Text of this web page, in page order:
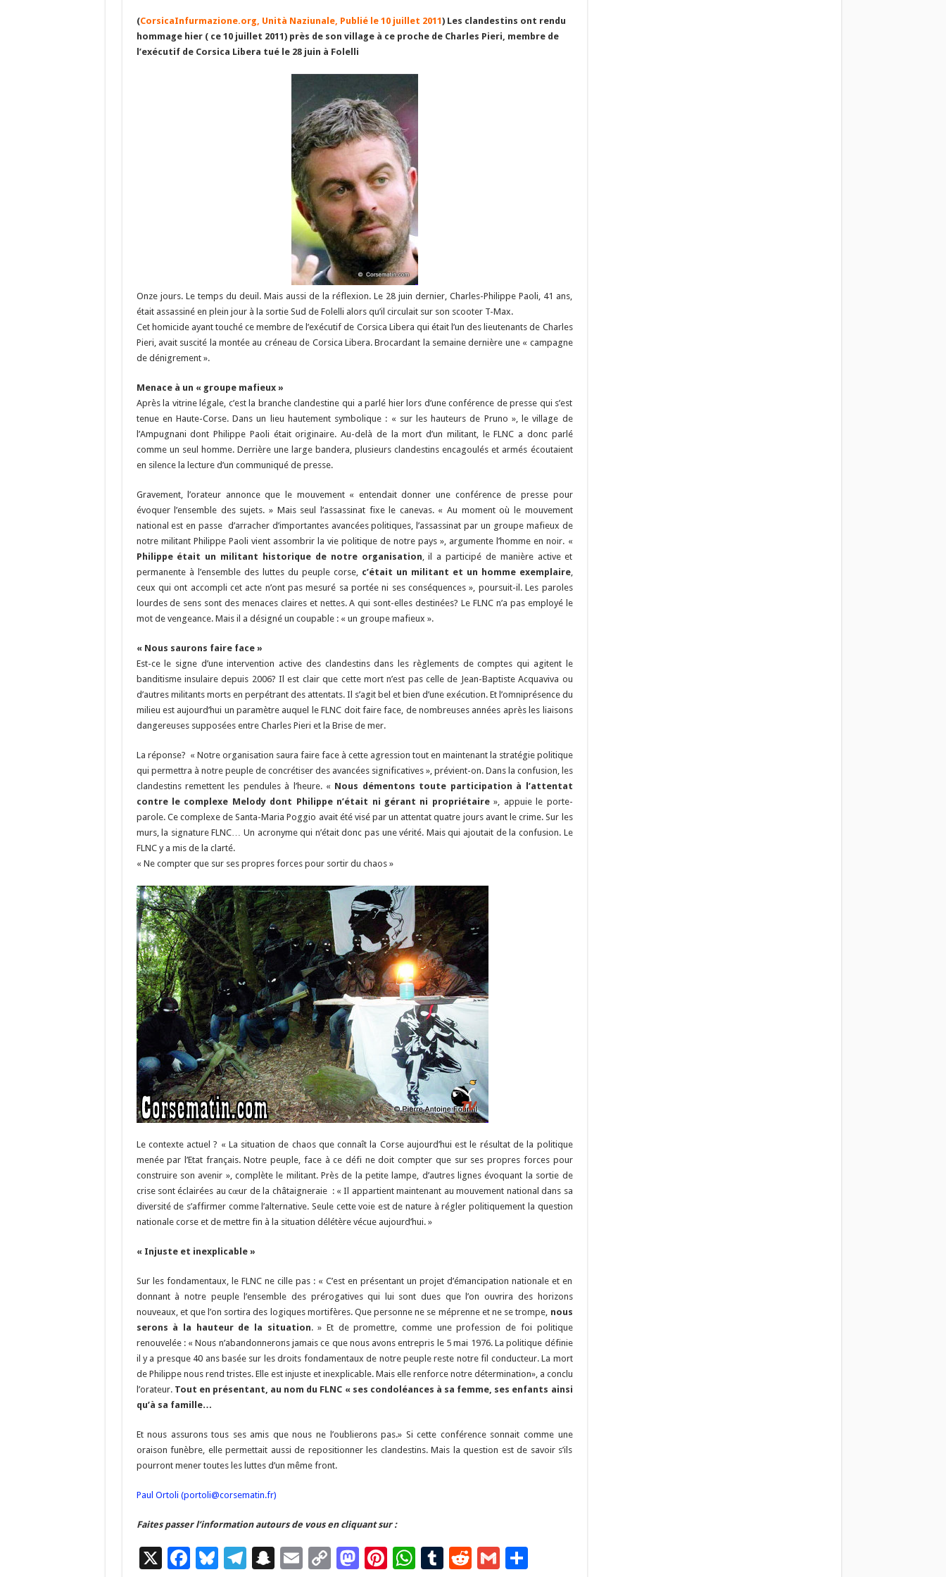
e
b
u
es
ky
e
gr
n
a
p
at
m
ai
l
p
y
Li
n
k
as
to
o
n
nt
er
t
at
p
p
m
e
d
m
ai ta
(CorsicaInfurmazione.org, Unità Naziunale, Publié le 10 juillet 2011) Les clandestins ont rendu
hommage hier ( ce 10 juillet 2011) près de son village à ce proche de Charles Pieri, membre de
l’exécutif de Corsica Libera tué le 28 juin à Folelli
Onze jours. Le temps du deuil. Mais aussi de la réflexion. Le 28 juin dernier, Charles-Philippe Paoli, 41 ans,
était assassiné en plein jour à la sortie Sud de Folelli alors qu’il circulait sur son scooter T-Max.
Cet homicide ayant touché ce membre de l’exécutif de Corsica Libera qui était l’un des lieutenants de Charles
Pieri, avait suscité la montée au créneau de Corsica Libera. Brocardant la semaine dernière une « campagne
de dénigrement ».
Menace à un « groupe mafieux »
Après la vitrine légale, c’est la branche clandestine qui a parlé hier lors d’une conférence de presse qui s’est
tenue en Haute-Corse. Dans un lieu hautement symbolique : « sur les hauteurs de Pruno », le village de
l’Ampugnani dont Philippe Paoli était originaire. Au-delà de la mort d’un militant, le FLNC a donc parlé
comme un seul homme. Derrière une large bandera, plusieurs clandestins encagoulés et armés écoutaient
en silence la lecture d’un communiqué de presse.
Gravement, l’orateur annonce que le mouvement « entendait donner une conférence de presse pour
évoquer l’ensemble des sujets. » Mais seul l’assassinat fixe le canevas. « Au moment où le mouvement
national est en passe d’arracher d’importantes avancées politiques, l’assassinat par un groupe mafieux de
notre militant Philippe Paoli vient assombrir la vie politique de notre pays », argumente l’homme en noir. «
Philippe était un militant historique de notre organisation , il a participé de manière active et
permanente à l’ensemble des luttes du peuple corse, c’était un militant et un homme exemplaire,
ceux qui ont accompli cet acte n’ont pas mesuré sa portée ni ses conséquences », poursuit-il. Les paroles
lourdes de sens sont des menaces claires et nettes. A qui sont-elles destinées? Le FLNC n’a pas employé le
mot de vengeance. Mais il a désigné un coupable : « un groupe mafieux ».
« Nous saurons faire face »
Est-ce le signe d’une intervention active des clandestins dans les règlements de comptes qui agitent le
banditisme insulaire depuis 2006? Il est clair que cette mort n’est pas celle de Jean-Baptiste Acquaviva ou
d’autres militants morts en perpétrant des attentats. Il s’agit bel et bien d’une exécution. Et l’omniprésence du
milieu est aujourd’hui un paramètre auquel le FLNC doit faire face, de nombreuses années après les liaisons
dangereuses supposées entre Charles Pieri et la Brise de mer.
La réponse? « Notre organisation saura faire face à cette agression tout en maintenant la stratégie politique
qui permettra à notre peuple de concrétiser des avancées significatives », prévient-on. Dans la confusion, les
clandestins remettent les pendules à l’heure. « Nous démentons toute participation à l’attentat
contre le complexe Melody dont Philippe n’était ni gérant ni propriétaire», appuie le porte-
parole. Ce complexe de Santa-Maria Poggio avait été visé par un attentat quatre jours avant le crime. Sur les
murs, la signature FLNC… Un acronyme qui n’était donc pas une vérité. Mais qui ajoutait de la confusion. Le
FLNC y a mis de la clarté.
« Ne compter que sur ses propres forces pour sortir du chaos »
Le contexte actuel ? « La situation de chaos que connaît la Corse aujourd’hui est le résultat de la politique
menée par l’Etat français. Notre peuple, face à ce défi ne doit compter que sur ses propres forces pour
construire son avenir », complète le militant. Près de la petite lampe, d’autres lignes évoquant la sortie de
crise sont éclairées au cœur de la châtaigneraie : « Il appartient maintenant au mouvement national dans sa
diversité de s’affirmer comme l’alternative. Seule cette voie est de nature à régler politiquement la question
nationale corse et de mettre fin à la situation délétère vécue aujourd’hui. »
« Injuste et inexplicable »
Sur les fondamentaux, le FLNC ne cille pas : « C’est en présentant un projet d’émancipation nationale et en
donnant à notre peuple l’ensemble des prérogatives qui lui sont dues que l’on ouvrira des horizons
nouveaux, et que l’on sortira des logiques mortifères. Que personne ne se méprenne et ne se trompe, nous
serons à la hauteur de la situation. » Et de promettre, comme une profession de foi politique
renouvelée : « Nous n’abandonnerons jamais ce que nous avons entrepris le 5 mai 1976. La politique définie
il y a presque 40 ans basée sur les droits fondamentaux de notre peuple reste notre fil conducteur. La mort
de Philippe nous rend tristes. Elle est injuste et inexplicable. Mais elle renforce notre détermination», a conclu
l’orateur. Tout en présentant, au nom du FLNC « ses condoléances à sa femme, ses enfants ainsi
qu’à sa famille…
Et nous assurons tous ses amis que nous ne l’oublierons pas.» Si cette conférence sonnait comme une
oraison funèbre, elle permettait aussi de repositionner les clandestins. Mais la question est de savoir s’ils
pourront mener toutes les luttes d’un même front.
Paul Ortoli (portoli@corsematin.fr)
Faites passer l’information autours de vous en cliquant sur :
X F
Bl T S
E
C M Pi W T R G P